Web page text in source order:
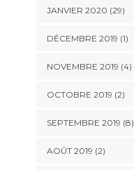
JANVIER 2020 (29)
DÉCEMBRE 2019 (1)
NOVEMBRE 2019 (4)
OCTOBRE 2019 (2)
SEPTEMBRE 2019 (8)
AOÛT 2019 (2)